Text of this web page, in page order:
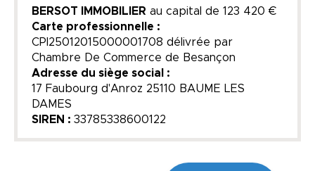
BERSOT IMMOBILIER au capital de 123 420 €
Carte professionnelle :
CPI25012015000001708 délivrée par
Chambre De Commerce de Besançon
Adresse du siège social :
17 Faubourg d'Anroz 25110 BAUME LES
DAMES
SIREN : 33785338600122